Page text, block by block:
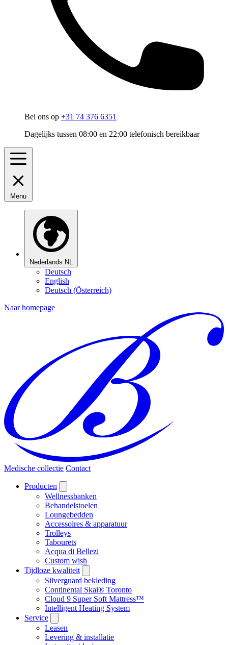
Bel ons op +31 74 376 6351
Dagelijks tussen 08:00 en 22:00 telefonisch bereikbaar
Menu
Nederlands NL
Deutsch
English
Deutsch (Österreich)
Naar homepage
Medische collectie Contact
Producten
Wellnessbanken
Behandelstoelen
Loungebedden
Accessoires & apparatuur
Trolleys
Tabourets
Acqua di Bellezi
Custom wish
Tijdloze kwaliteit
Silverguard bekleding
Continental Skai® Toronto
Cloud 9 Super Soft Mattress™
Intelligent Heating System
Service
Leasen
Levering & installatie